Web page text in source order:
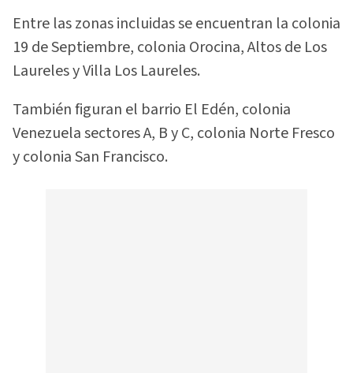
Entre las zonas incluidas se encuentran la colonia
19 de Septiembre, colonia Orocina, Altos de Los
Laureles y Villa Los Laureles.
También figuran el barrio El Edén, colonia
Venezuela sectores A, B y C, colonia Norte Fresco
y colonia San Francisco.